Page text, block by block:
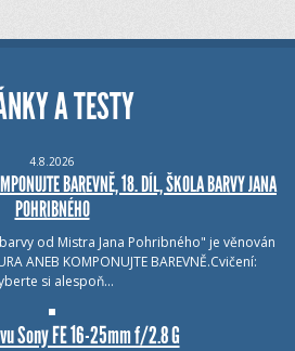
A TESTY
4.8.2026
BAREVNĚ, 18. DÍL, ŠKOLA BARVY JANA
POHRIBNÉHO
od Mistra Jana Pohribného" je věnován
ANEB KOMPONUJTE BAREVNĚ.Cvičení:
si alespoň…
Sony FE 16-25mm f/2.8 G